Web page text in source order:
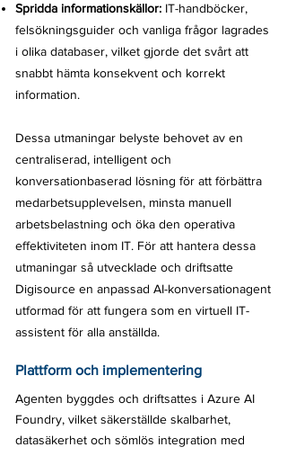
Spridda informationskällor: IT-handböcker,
felsökningsguider och vanliga frågor lagrades
i olika databaser, vilket gjorde det svårt att
snabbt hämta konsekvent och korrekt
information.​
Dessa utmaningar belyste behovet av en
centraliserad, intelligent och
konversationbaserad lösning för att förbättra
medarbetsupplevelsen, minsta manuell
arbetsbelastning och öka den operativa
effektiviteten inom IT. För att hantera dessa
utmaningar så utvecklade och driftsatte
Digisource en anpassad AI-konversationagent
utformad för att fungera som en virtuell IT-
assistent för alla anställda.
Plattform och implementering
Agenten byggdes och driftsattes i Azure AI
Foundry, vilket säkerställde skalbarhet,
datasäkerhet och sömlös integration med